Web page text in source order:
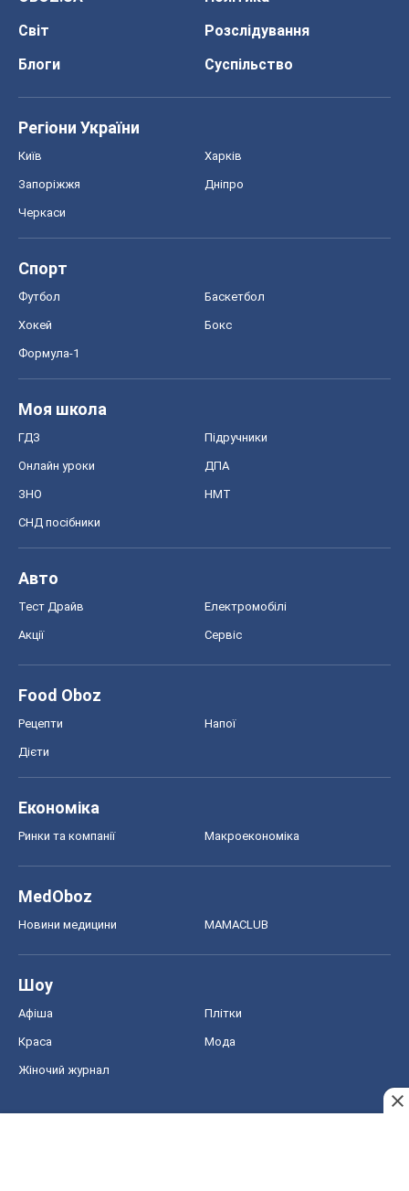
Світ
Розслідування
Блоги
Суспільство
Регіони України
Київ Харків
Запоріжжя Дніпро
Черкаси
Спорт
Футбол Баскетбол
Хокей Бокс
Формула-1
Моя школа
ГДЗ Підручники
Онлайн уроки ДПА
ЗНО НМТ
СНД посібники
Авто
Тест Драйв Електромобілі
Акції Сервіс
Food Oboz
Рецепти Напої
Дієти
Економіка
Ринки та компанії Макроекономіка
MedOboz
Новини медицини MAMACLUB
Шоу
Афіша Плітки
Краса Мода
Жіночий журнал